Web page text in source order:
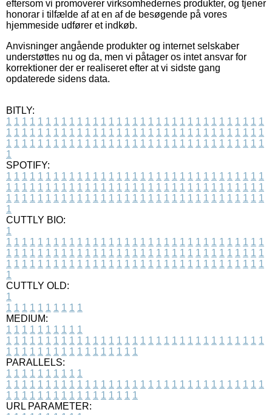
eftersom vi promoverer virksomhedernes produkter, og tjener
honorar i tilfælde af at en af de besøgende på vores
hjemmeside udfører et indkøb.
Anvisninger angående produkter og internet selskaber
understøttes nu og da, men vi påtager os intet ansvar for
korrektioner der er realiseret efter at vi sidste gang
opdaterede sidens data.
BITLY:
1 1 1 1 1 1 1 1 1 1 1 1 1 1 1 1 1 1 1 1 1 1 1 1 1 1 1 1 1 1 1 1 1
1 1 1 1 1 1 1 1 1 1 1 1 1 1 1 1 1 1 1 1 1 1 1 1 1 1 1 1 1 1 1 1 1
1 1 1 1 1 1 1 1 1 1 1 1 1 1 1 1 1 1 1 1 1 1 1 1 1 1 1 1 1 1 1 1 1
1
SPOTIFY:
1 1 1 1 1 1 1 1 1 1 1 1 1 1 1 1 1 1 1 1 1 1 1 1 1 1 1 1 1 1 1 1 1
1 1 1 1 1 1 1 1 1 1 1 1 1 1 1 1 1 1 1 1 1 1 1 1 1 1 1 1 1 1 1 1 1
1 1 1 1 1 1 1 1 1 1 1 1 1 1 1 1 1 1 1 1 1 1 1 1 1 1 1 1 1 1 1 1 1
1
CUTTLY BIO:
1
1 1 1 1 1 1 1 1 1 1 1 1 1 1 1 1 1 1 1 1 1 1 1 1 1 1 1 1 1 1 1 1 1
1 1 1 1 1 1 1 1 1 1 1 1 1 1 1 1 1 1 1 1 1 1 1 1 1 1 1 1 1 1 1 1 1
1 1 1 1 1 1 1 1 1 1 1 1 1 1 1 1 1 1 1 1 1 1 1 1 1 1 1 1 1 1 1 1 1
1
CUTTLY OLD:
1
1 1 1 1 1 1 1 1 1 1
MEDIUM:
1 1 1 1 1 1 1 1 1 1
1 1 1 1 1 1 1 1 1 1 1 1 1 1 1 1 1 1 1 1 1 1 1 1 1 1 1 1 1 1 1 1 1
1 1 1 1 1 1 1 1 1 1 1 1 1 1 1 1 1
PARALLELS:
1 1 1 1 1 1 1 1 1 1
1 1 1 1 1 1 1 1 1 1 1 1 1 1 1 1 1 1 1 1 1 1 1 1 1 1 1 1 1 1 1 1 1
1 1 1 1 1 1 1 1 1 1 1 1 1 1 1 1 1
URL PARAMETER: